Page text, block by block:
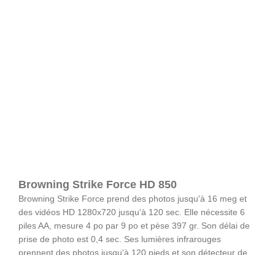
Browning Strike Force HD 850
Browning Strike Force prend des photos jusqu'à 16 meg et
des vidéos HD 1280x720 jusqu'à 120 sec. Elle nécessite 6
piles AA, mesure 4 po par 9 po et pèse 397 gr. Son délai de
prise de photo est 0,4 sec. Ses lumières infrarouges
prennent des photos jusqu'à 120 pieds et son détecteur de